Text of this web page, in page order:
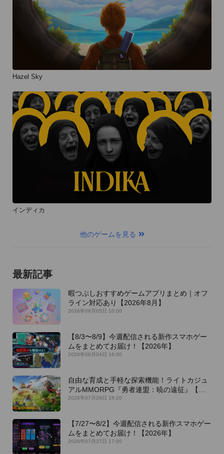
Hazel Sky
インディカ
他のゲームを見る
最新記事
暇つぶしおすすめゲームアプリまとめ｜オフ
ライン対応あり【2026年8月】
2026年08月05日 10:00
【8/3〜8/9】今週配信される新作スマホゲー
ムをまとめてお届け！【2026年】
2026年08月04日 16:00
自由な育成と手軽な探索機能！ライトカジュ
アルMMORPG『勇者連盟：暁の遠征』【最
新作PICKUP】
2026年07月28日 18:20
【7/27〜8/2】今週配信される新作スマホゲー
ムをまとめてお届け！【2026年】
2026年07月27日 17:00